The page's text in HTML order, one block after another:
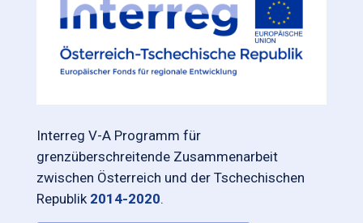
Interreg V-A Programm für
grenzüberschreitende Zusammenarbeit
zwischen Österreich und der Tschechischen
Republik 2014-2020.